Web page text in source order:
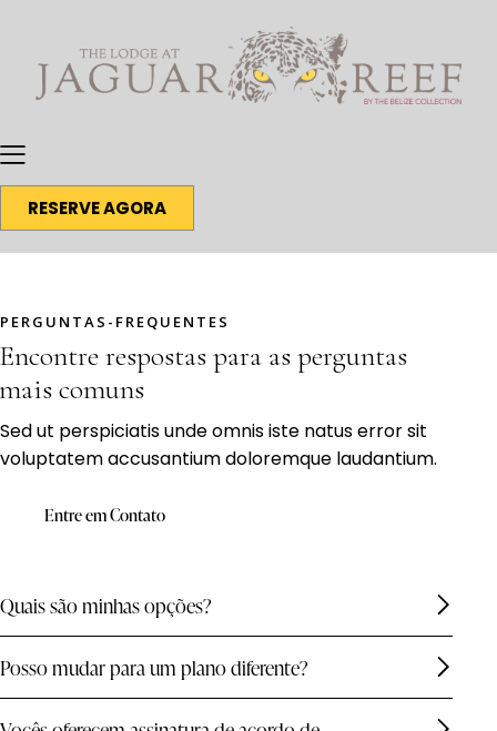
RESERVE AGORA
PERGUNTAS-FREQUENTES
Encontre respostas para as perguntas
mais comuns
Sed ut perspiciatis unde omnis iste natus error sit
voluptatem accusantium doloremque laudantium.
Entre em Contato
Quais são minhas opções?
Posso mudar para um plano diferente?